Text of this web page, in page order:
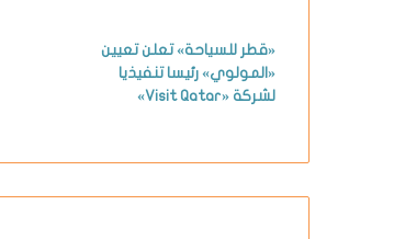
«قطر للسياحة» تعلن تعيين
«المولوي» رئيسا تنفيذيا
لشركة «Visit Qatar»